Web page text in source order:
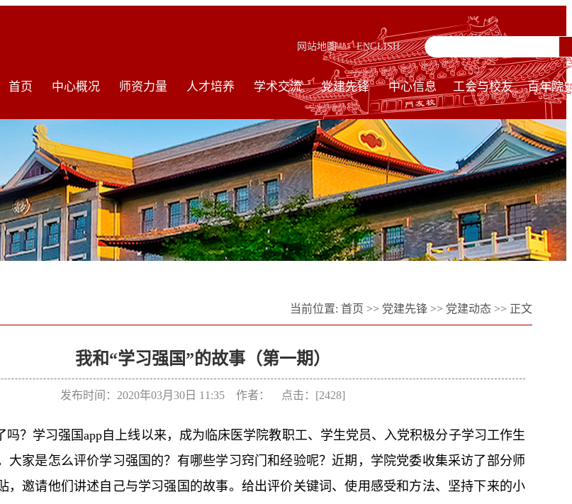
网站地图 ENGLISH
首页 中心概况 师资力量 人才培养 学术交流 党建先锋 中心信息 工会与校友 百年院
当前位置: 首页 >> 党建先锋 >> 党建动态 >> 正文
我和“学习强国”的故事（第一期）
发布时间：2020年03月30日 11:35 作者： 点击：[2428]
吗？学习强国app自上线以来，成为临床医学院教职工、学生党员、入党积极分子学习工作生
大家是怎么评价学习强国的？有哪些学习窍门和经验呢？近期，学院党委收集采访了部分师
，邀请他们讲述自己与学习强国的故事。给出评价关键词、使用感受和方法、坚持下来的小